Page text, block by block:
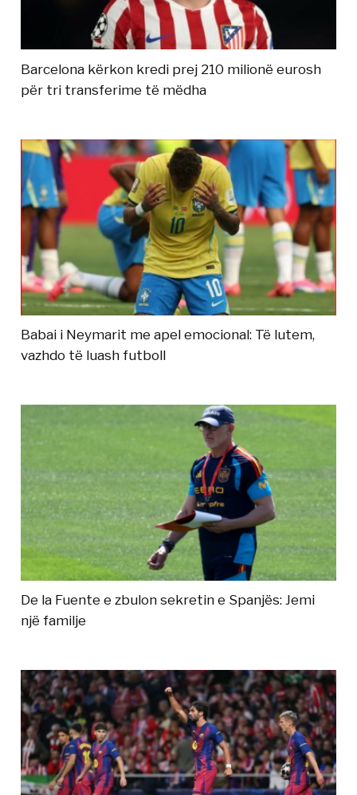
Barcelona kërkon kredi prej 210 milionë eurosh
për tri transferime të mëdha
Babai i Neymarit me apel emocional: Të lutem,
vazhdo të luash futboll
De la Fuente e zbulon sekretin e Spanjës: Jemi
një familje